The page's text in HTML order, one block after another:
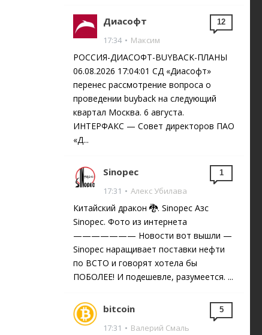
Диасофт
17:34 • Максим
РОССИЯ-ДИАСОФТ-BUYBACK-ПЛАНЫ
06.08.2026 17:04:01 СД «Диасофт»
перенес рассмотрение вопроса о
проведении buyback на следующий
квартал Москва. 6 августа.
ИНТЕРФАКС — Совет директоров ПАО
«Д...
12
Sinopec
17:31 • Алекс Убилава
Китайский дракон 🐉. Sinopec Азс
Sinopec. Фото из интернета
——————— Новости вот вышли —
Sinopec наращивает поставки нефти
по ВСТО и говорят хотела бы
ПОБОЛЕЕ! И подешевле, разумеется. ...
1
bitcoin
17:31 • Валерий Смаль
5